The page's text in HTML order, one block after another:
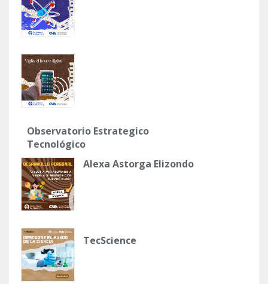
Observatorio Estrategico
Tecnológico
Alexa Astorga Elizondo
TecScience